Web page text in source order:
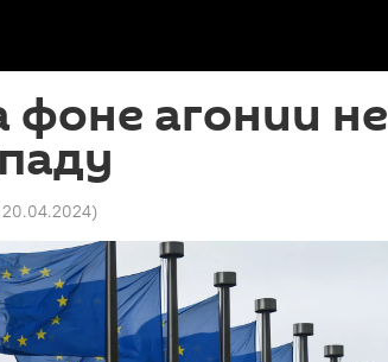
фоне агонии не
20.04.2024)